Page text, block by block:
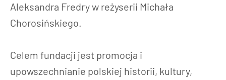
Aleksandra Fredry w reżyserii Michała
Chorosińskiego.
Celem fundacji jest promocja i
upowszechnianie polskiej historii, kultury,